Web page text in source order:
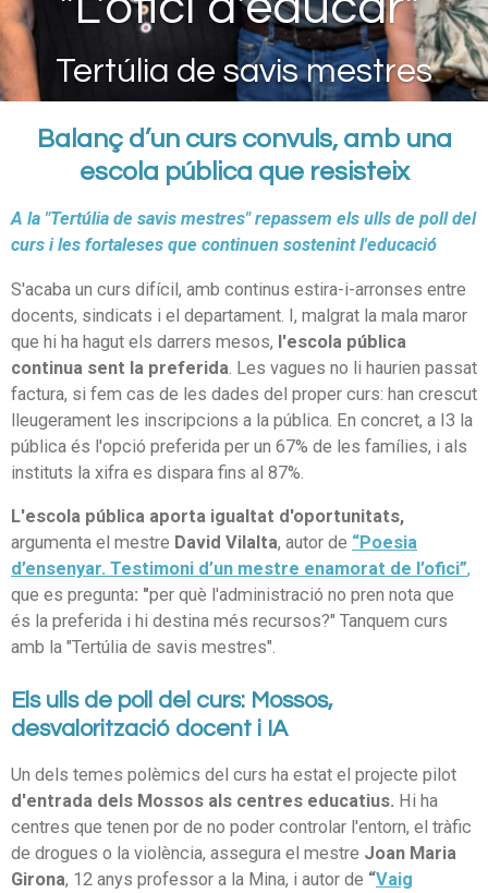
Tertúlia de savis mestres
Balanç d’un curs convuls, amb una
escola pública que resisteix
A la "Tertúlia de savis mestres" repassem els ulls de poll del
curs i les fortaleses que continuen sostenint l'educació
S'acaba un curs difícil, amb continus estira-i-arronses entre
docents, sindicats i el departament. I, malgrat la mala maror
que hi ha hagut els darrers mesos, l'escola pública
continua sent la preferida . Les vagues no li haurien passat
factura, si fem cas de les dades del proper curs: han crescut
lleugerament les inscripcions a la pública. En concret, a I3 la
pública és l'opció preferida per un 67% de les famílies, i als
instituts la xifra es dispara fins al 87%.
L'escola pública aporta igualtat d'oportunitats,
argumenta el mestre David Vilalta, autor de “Poesia
d’ensenyar. Testimoni d’un mestre enamorat de l’ofici”,
que es pregunta: "per què l'administració no pren nota que
és la preferida i hi destina més recursos?" Tanquem curs
amb la "Tertúlia de savis mestres".
Els ulls de poll del curs: Mossos,
desvalorització docent i IA
Un dels temes polèmics del curs ha estat el projecte pilot
d'entrada dels Mossos als centres educatius. Hi ha
centres que tenen por de no poder controlar l'entorn, el tràfic
de drogues o la violència, assegura el mestre Joan Maria
Girona, 12 anys professor a la Mina, i autor de “Vaig